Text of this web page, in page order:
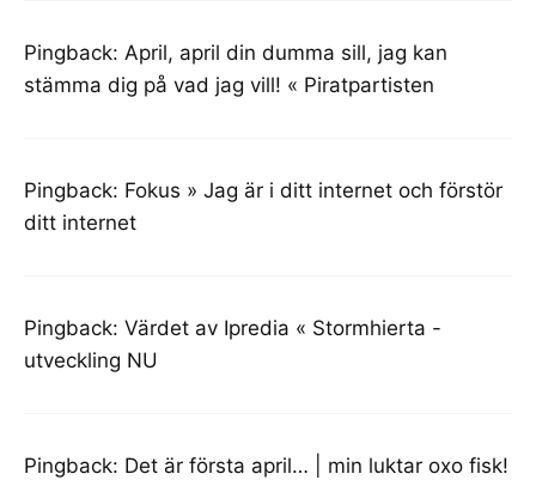
Pingback: April, april din dumma sill, jag kan
stämma dig på vad jag vill! « Piratpartisten
Pingback: Fokus » Jag är i ditt internet och förstör
ditt internet
Pingback: Värdet av Ipredia « Stormhierta -
utveckling NU
Pingback: Det är första april… | min luktar oxo fisk!